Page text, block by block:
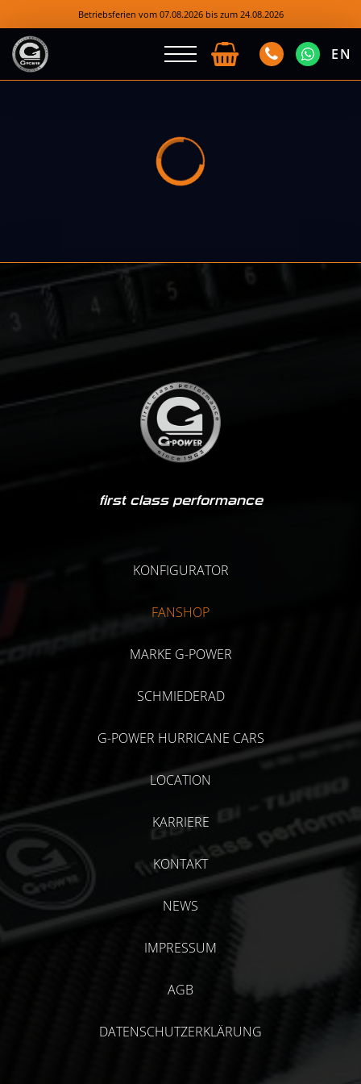
Betriebsferien vom 07.08.2026 bis zum 24.08.2026
EN
first class performance
KONFIGURATOR
FANSHOP
MARKE G-POWER
SCHMIEDERAD
G-POWER HURRICANE CARS
LOCATION
KARRIERE
KONTAKT
NEWS
IMPRESSUM
AGB
DATENSCHUTZERKLÄRUNG